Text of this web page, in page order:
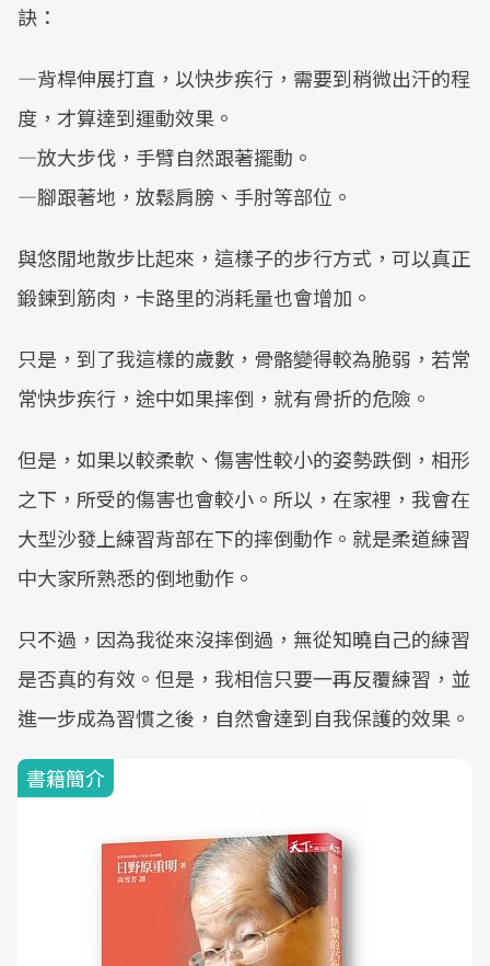
訣：
—背桿伸展打直，以快步疾行，需要到稍微出汗的程
度，才算達到運動效果。
—放大步伐，手臂自然跟著擺動。
—腳跟著地，放鬆肩膀、手肘等部位。
與悠閒地散步比起來，這樣子的步行方式，可以真正
鍛鍊到筋肉，卡路里的消耗量也會增加。
只是，到了我這樣的歲數，骨骼變得較為脆弱，若常
常快步疾行，途中如果摔倒，就有骨折的危險。
但是，如果以較柔軟、傷害性較小的姿勢跌倒，相形
之下，所受的傷害也會較小。所以，在家裡，我會在
大型沙發上練習背部在下的摔倒動作。就是柔道練習
中大家所熟悉的倒地動作。
只不過，因為我從來沒摔倒過，無從知曉自己的練習
是否真的有效。但是，我相信只要一再反覆練習，並
進一步成為習慣之後，自然會達到自我保護的效果。
書籍簡介